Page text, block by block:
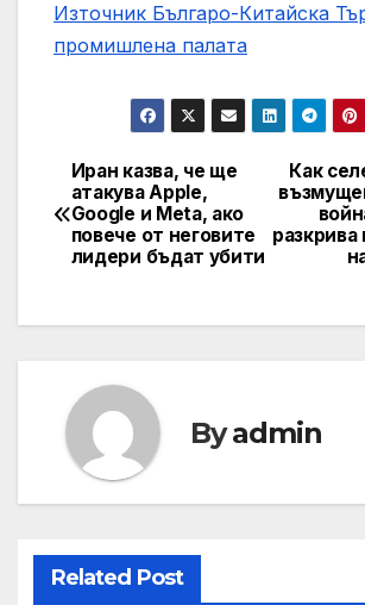
Източник Българо-Китайска
промишлена палaта
Навигация
Как
разкрива
Иран казва, че ще
атакува Apple,
Google и Meta, ако
повече от неговите
лидери бъдат убити
Byadmin
Related Post